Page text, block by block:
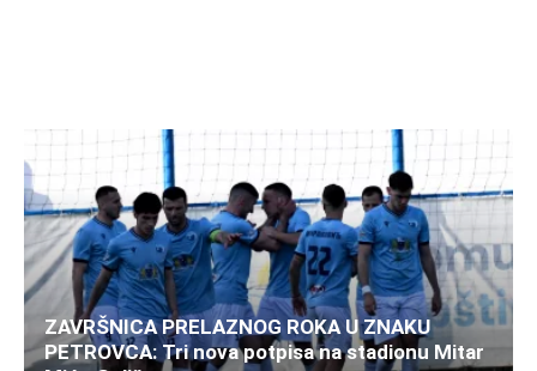
ZAVRŠNICA PRELAZNOG ROKA U ZNAKU
PETROVCA: Tri nova potpisa na stadionu Mitar